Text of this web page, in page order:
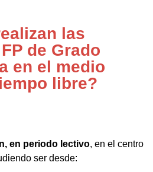
las
de Grado
en el medio
libre?
en periodo lectivo, en el centro
ser desde: